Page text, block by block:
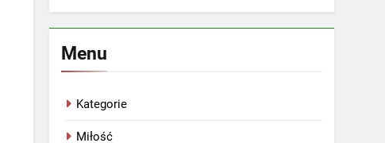
Menu
Kategorie
Miłość